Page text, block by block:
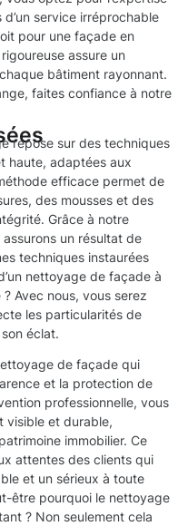
service irréprochable
pour une façade en
assure un
bâtiment rayonnant.
faites confiance à notre
repose sur des techniques
haute, adaptées aux
efficace permet de
des mousses et des
Grâce à notre
un résultat de
techniques instaurées
nettoyage de façade à
Avec nous, vous serez
les particularités de
éclat.
de façade qui
et la protection de
professionnelle, vous
visible et durable,
immobilier. Ce
attentes des clients qui
et un sérieux à toute
être pourquoi le nettoyage
? Non seulement cela